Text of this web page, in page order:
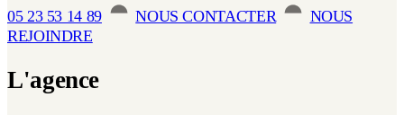
05 23 53 14 89
NOUS CONTACTER
NOUS
REJOINDRE
L'agence